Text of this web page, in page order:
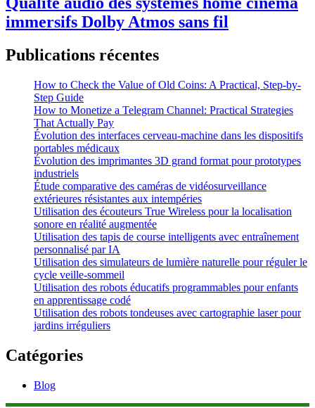
immersifs Dolby Atmos sans fil
Publications récentes
How to Check the Value of Old Coins: A Practical, Step-by-
Step Guide
How to Monetize a Telegram Channel: Practical Strategies
That Actually Pay
Évolution des interfaces cerveau-machine dans les dispositifs
portables médicaux
Évolution des imprimantes 3D grand format pour prototypes
industriels
Étude comparative des caméras de vidéosurveillance
extérieures résistantes aux intempéries
Utilisation des écouteurs True Wireless pour la localisation
sonore en réalité augmentée
Utilisation des tapis de course intelligents avec entraînement
personnalisé par IA
Utilisation des simulateurs de lumière naturelle pour réguler le
cycle veille-sommeil
Utilisation des robots éducatifs programmables pour enfants
en apprentissage codé
Utilisation des robots tondeuses avec cartographie laser pour
jardins irréguliers
Catégories
Blog